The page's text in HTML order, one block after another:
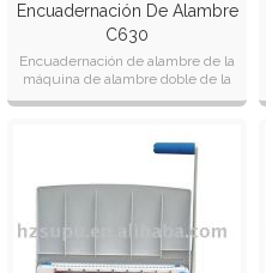
Encuadernación De Alambre
C630
Encuadernación de alambre de la
máquina de alambre doble de la
carpeta de la carpeta manual de